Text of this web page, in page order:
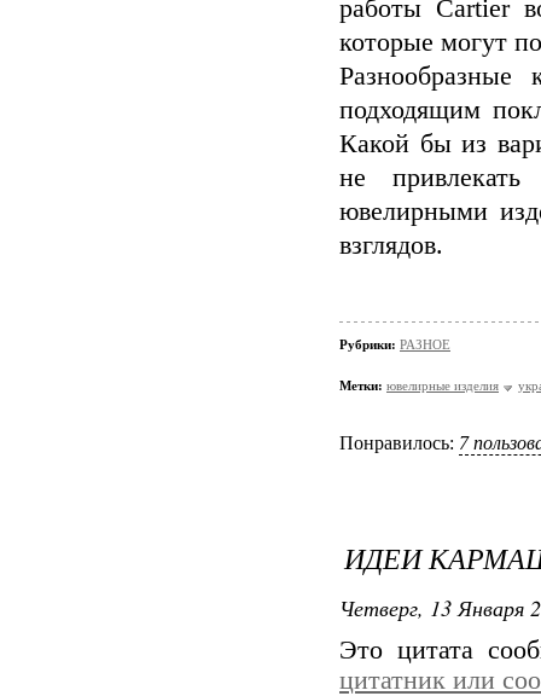
работы Cartier
которые могут
Разнообразные
подходящим
Какой бы из
не
ювелирными
взглядов.
Рубрики: РАЗНОЕ
Метки: ювелирные изделия
Понравилось: 7
ИДЕИ
Четверг, 13 Января
Это цитата
цитатник или